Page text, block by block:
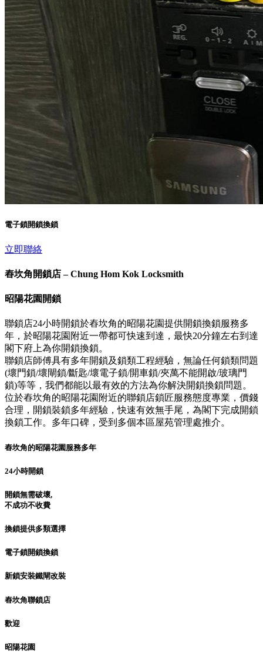
電子鎖開鎖換鎖
立即聯絡
舂坎角開鎖店 – Chung Hom Kok Locksmith
昭陽花園開鎖
聯鎖店24小時開鎖於舂坎角的昭陽花園提供開鎖換鎖服務多
年，於昭陽花園附近一帶都可快速到達，最快20分鐘左右到達
閣下府上為你開鎖換鎖。
聯鎖店師傅具有多年開鎖及鎖類工程經驗，無論任何鎖類問題
(壞門鎖/壞閘鎖/斷匙/壞電子鎖/開車鎖/夾萬不能開啟/玻璃門
鎖)等等，我們都能以最有效的方法為你解決開鎖換鎖問題。
位於舂坎角的昭陽花園附近的聯鎖店鎖匠服務態度專業，價錢
合理，開鎖裝鎖多年經驗，快速有效無手尾，為閣下完成開鎖
換鎖工作。多年口碑，受到多個本區屋苑管理處推介。
舂坎角的昭陽花園服務多年
24小時開鎖
開鎖無需破壞,
不成功不收費
換鎖提供多類選擇
電子鎖開鎖換鎖
新鎖安裝鐵閘改裝
舂坎角聯鎖店
歡迎
昭陽花園